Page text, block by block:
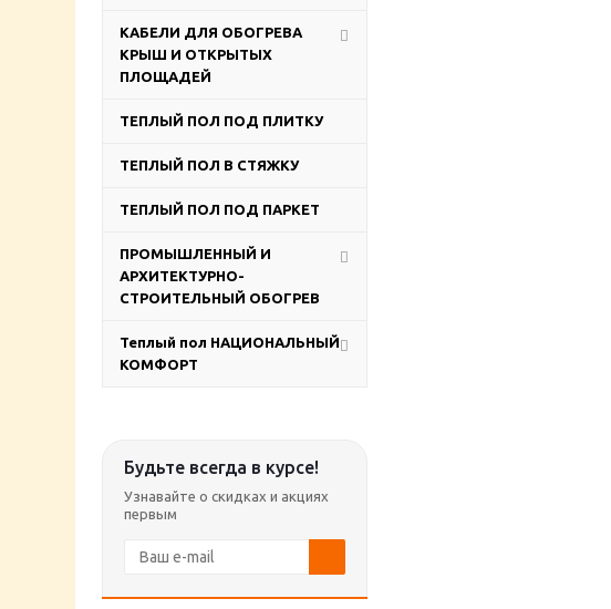
КАБЕЛИ ДЛЯ ОБОГРЕВА
КРЫШ И ОТКРЫТЫХ
ПЛОЩАДЕЙ
ТЕПЛЫЙ ПОЛ ПОД ПЛИТКУ
ТЕПЛЫЙ ПОЛ В СТЯЖКУ
ТЕПЛЫЙ ПОЛ ПОД ПАРКЕТ
ПРОМЫШЛЕННЫЙ И
АРХИТЕКТУРНО-
СТРОИТЕЛЬНЫЙ ОБОГРЕВ
Теплый пол НАЦИОНАЛЬНЫЙ
КОМФОРТ
Будьте всегда в курсе!
Узнавайте о скидках и акциях
первым